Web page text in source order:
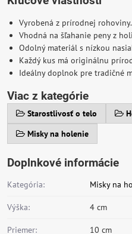
Vyrobená z prírodnej rohoviny.
Vhodná na šľahanie peny z
Odolný materiál s nízkou
Každý kus má originálnu
Ideálny doplnok pre tradičné
Viac z kategórie
Starostlivosť o telo
Misky na holenie
Doplnkové informácie
Kategória: Misky na
Výška: 4 cm
Priemer: 10 cm